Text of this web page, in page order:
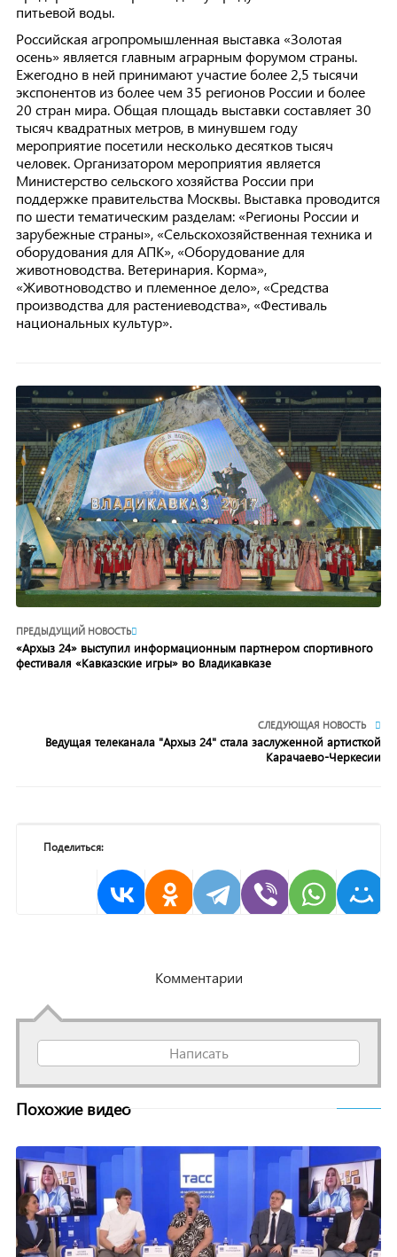
питьевой воды.
Российская агропромышленная выставка «Золотая
осень» является главным аграрным форумом страны.
Ежегодно в ней принимают участие более 2,5 тысячи
экспонентов из более чем 35 регионов России и более
20 стран мира. Общая площадь выставки составляет 30
тысяч квадратных метров, в минувшем году
мероприятие посетили несколько десятков тысяч
человек. Организатором мероприятия является
Министерство сельского хозяйства России при
поддержке правительства Москвы. Выставка проводится
по шести тематическим разделам: «Регионы России и
зарубежные страны», «Сельскохозяйственная техника и
оборудования для АПК», «Оборудование для
животноводства. Ветеринария. Корма»,
«Животноводство и племенное дело», «Средства
производства для растениеводства», «Фестиваль
национальных культур».
ПРЕДЫДУЩИЙ НОВОСТЬ
«Архыз 24» выступил информационным партнером спортивного
фестиваля «Кавказские игры» во Владикавказе
СЛЕДУЮЩАЯ НОВОСТЬ
Ведущая телеканала "Архыз 24" стала заслуженной артисткой
Карачаево-Черкесии
Поделиться:
Комментарии
Написать
Похожие видео